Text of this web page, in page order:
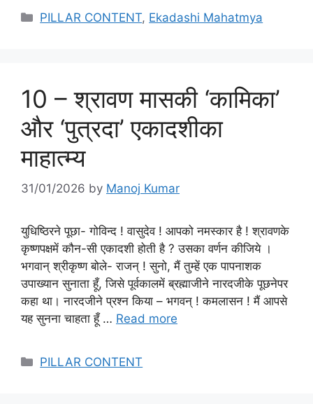
Categories
PILLAR CONTENT, Ekadashi Mahatmya
10 – श्रावण मासकी ‘कामिका’
और ‘पुत्रदा’ एकादशीका
माहात्म्य
31/01/2026 by Manoj Kumar
युधिष्ठिरने पूछा- गोविन्द ! वासुदेव ! आपको नमस्कार है ! श्रावणके
कृष्णपक्षमें कौन-सी एकादशी होती है ? उसका वर्णन कीजिये ।
भगवान् श्रीकृष्ण बोले- राजन् ! सुनो, मैं तुम्हें एक पापनाशक
उपाख्यान सुनाता हूँ, जिसे पूर्वकालमें ब्रह्माजीने नारदजीके पूछनेपर
कहा था। नारदजीने प्रश्न किया – भगवन् ! कमलासन ! मैं आपसे
यह सुनना चाहता हूँ … Read more
Categories
PILLAR CONTENT